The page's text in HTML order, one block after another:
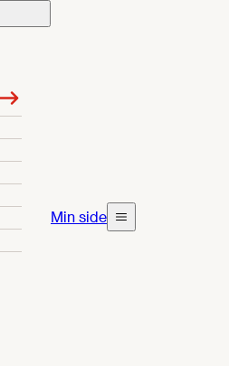
Min side